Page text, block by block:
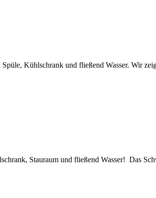
Kühlschrank und fließend Wasser. Wir
Stauraum und fließend Wasser! Das